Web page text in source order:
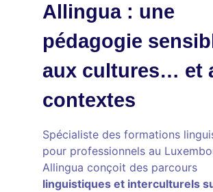
Allingua : une
pédagogie
aux cultures… et
contextes
Spécialiste des formations
pour professionnels au
Allingua conçoit des parcours
linguistiques et interculturels